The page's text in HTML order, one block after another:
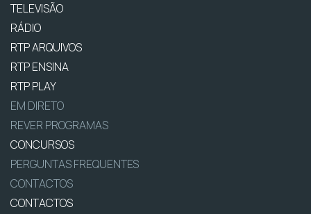
TELEVISÃO
RÁDIO
RTP ARQUIVOS
RTP ENSINA
RTP PLAY
EM DIRETO
REVER PROGRAMAS
CONCURSOS
PERGUNTAS FREQUENTES
CONTACTOS
CONTACTOS